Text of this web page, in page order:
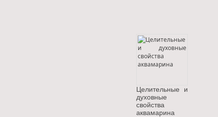
Целительные и
духовные
свойства
аквамарина